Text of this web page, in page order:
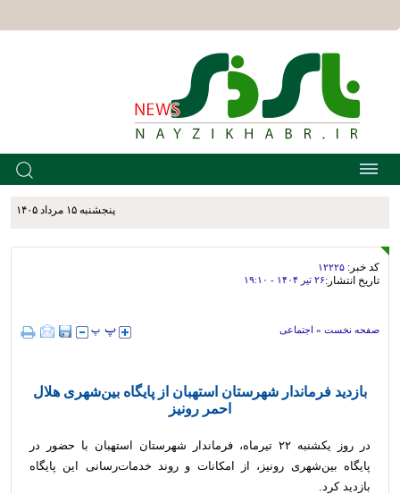
پنجشنبه ۱۵ مرداد ۱۴۰۵
کد خبر: ۱۲۲۲۵
تاریخ انتشار:۲۶ تير ۱۴۰۴ - ۱۹:۱۰
صفحه نخست » اجتماعی
بازدید فرماندار شهرستان استهبان از پایگاه بین‌شهری هلال
احمر رونیز
در روز یکشنبه ۲۲ تیرماه، فرماندار شهرستان استهبان با حضور در
پایگاه بین‌شهری رونیز، از امکانات و روند خدمات‌رسانی این پایگاه
بازدید کرد.